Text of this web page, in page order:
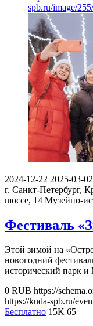
spb.ru/image/
2024-12-22 2025-03-02
г. Санкт-Петербург,
шоссе, 14 Музейно-
Фестиваль
Этой зимой на
новогодний
исторический парк
0 RUB https://
https://kuda-spb.ru/
Бесплатно 15K 65